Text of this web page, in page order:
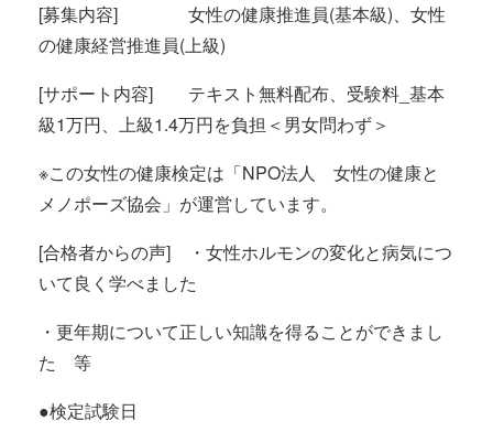
[募集内容] 女性の健康推進員(基本級)、女性
の健康経営推進員(上級)
[サポート内容] テキスト無料配布、受験料_基本
級1万円、上級1.4万円を負担＜男女問わず＞
※この女性の健康検定は「NPO法人 女性の健康と
メノポーズ協会」が運営しています。
[合格者からの声] ・女性ホルモンの変化と病気につ
いて良く学べました
・更年期について正しい知識を得ることができまし
た 等
●検定試験日